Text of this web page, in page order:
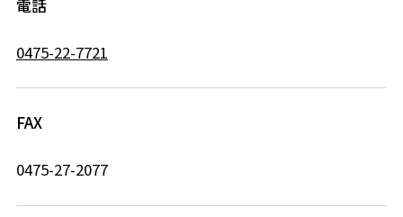
電話
0475-22-7721
FAX
0475-27-2077